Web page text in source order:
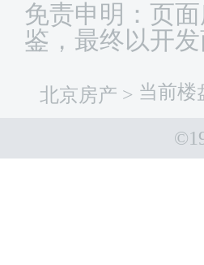
免责申明：页
鉴，最终以开
北京房产 > 当前楼